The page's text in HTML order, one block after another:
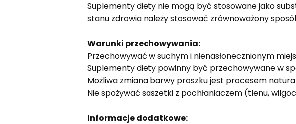
Suplementy diety nie mogą być stosowane jako
stanu zdrowia należy stosować zrównoważony
Warunki przechowywania:
Przechowywać w suchym i nienasłonecznionym
Suplementy diety powinny być przechowywane w
Możliwa zmiana barwy proszku jest procesem
Nie spożywać saszetki z pochłaniaczem (tlenu,
Informacje dodatkowe: